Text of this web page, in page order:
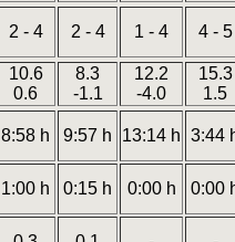
2 - 4 2 - 4 1 - 4 4 - 5
10.6
0.6
8.3
-1.1
12.2
-4.0
15.3
1.5
8:58 h 9:57 h 13:14 h 3:44
1:00 h 0:15 h 0:00 h 0:00